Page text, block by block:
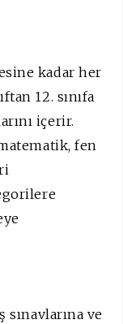
kadar her
12. sınıfa
içerir.
fen
ve